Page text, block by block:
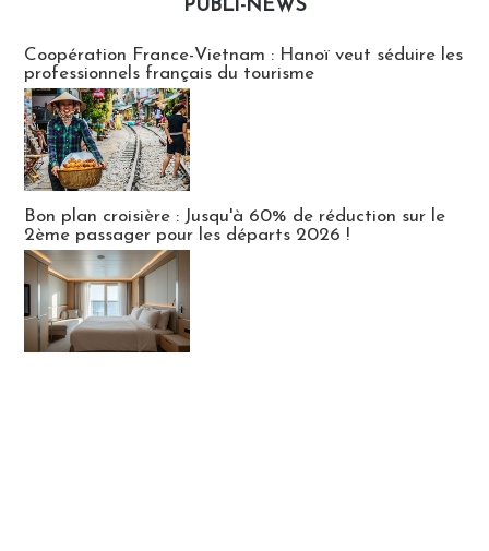
PUBLI-NEWS
Coopération France-Vietnam : Hanoï veut séduire les
professionnels français du tourisme
Bon plan croisière : Jusqu'à 60% de réduction sur le
2ème passager pour les départs 2026 !